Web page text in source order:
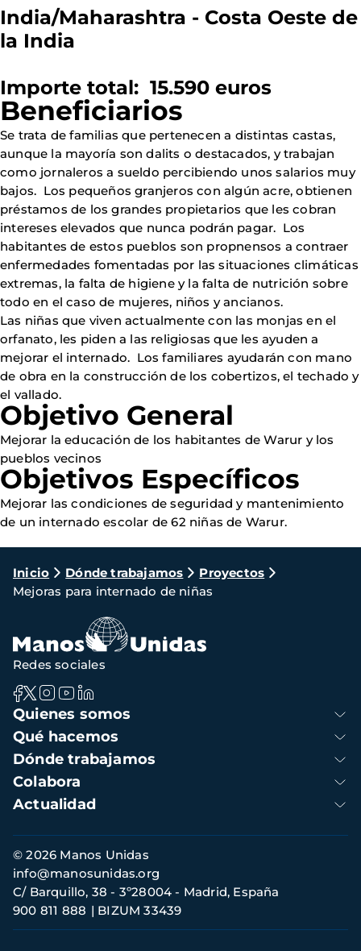
India/Maharashtra - Costa Oeste de
la India
Importe total: 15.590 euros
Beneficiarios
Se trata de familias que pertenecen a distintas castas,
aunque la mayoría son dalits o destacados, y trabajan
como jornaleros a sueldo percibiendo unos salarios muy
bajos. Los pequeños granjeros con algún acre, obtienen
préstamos de los grandes propietarios que les cobran
intereses elevados que nunca podrán pagar. Los
habitantes de estos pueblos son propnensos a contraer
enfermedades fomentadas por las situaciones climáticas
extremas, la falta de higiene y la falta de nutrición sobre
todo en el caso de mujeres, niños y ancianos.
Las niñas que viven actualmente con las monjas en el
orfanato, les piden a las religiosas que les ayuden a
mejorar el internado. Los familiares ayudarán con mano
de obra en la construcción de los cobertizos, el techado y
el vallado.
Objetivo General
Mejorar la educación de los habitantes de Warur y los
pueblos vecinos
Objetivos Específicos
Mejorar las condiciones de seguridad y mantenimiento
de un internado escolar de 62 niñas de Warur.
Ruta
de
navegación
Inicio Dónde trabajamos
Proyectos
Mejoras para internado de niñas
Navegación
principal
Quienes somos
Qué hacemos
Dónde trabajamos
Colabora
Actualidad
Redes sociales
Información
de
contacto
© 2026 Manos Unidas
C/ Barquillo, 38 - 3º28004 - Madrid, España
900 811 888
BIZUM 33439
info@manosunidas.org